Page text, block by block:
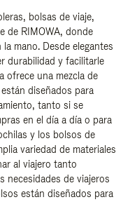
bolsas de viaje,
de RIMOWA, donde
mano. Desde elegantes
durabilidad y facilitarle
ofrece una mezcla de
diseñados para
tanto si se
en el día a día o para
y los bolsos de
variedad de materiales
al viajero tanto
necesidades de viajeros
están diseñados para